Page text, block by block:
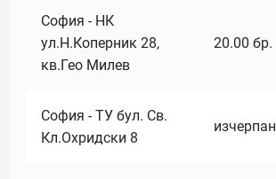
София - НК
ул.Н.Коперник 28,
кв.Гео Милев
20.00 бр.
София - ТУ бул. Св.
Кл.Охридски 8
изчерпан